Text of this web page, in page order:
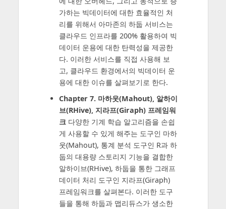
가하는 빅데이터에 대한 효율적인 처
리를 위해서 아마존의 하둡 서비스는
클라우드 인프라를 200% 활용하여 빅
데이터 운용에 대한 탄력성을 제공한
다. 이러한 서비스를 직접 사용해 보
고, 클라우드 환경에서의 빅데이터 운
용에 대한 이슈를 살펴보기로 한다.
Chapter 7. 마하웃(Mahout), 알하이
브(RHive), 지라프(Giraph) 프레임워
크다양한 기계 학습 알고리즘을 손쉽
게 사용할 수 있게 해주는 도구인 마하
웃(Mahout), 통계 분석 도구인 R과 하
둡의 대용량 스토리지 기능을 결합한
알하이브(RHive), 하둡을 통한 그래프
데이터 처리 도구인 지라프(Giraph)
프레임워크를 살펴본다. 이러한 도구
들을 통해 하둡과 맵리듀스가 생소한